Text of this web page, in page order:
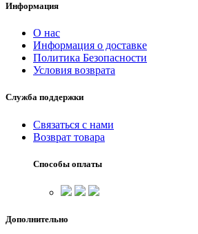
Информация
О нас
Информация о доставке
Политика Безопасности
Условия возврата
Служба поддержки
Связаться с нами
Возврат товара
Способы оплаты
Дополнительно